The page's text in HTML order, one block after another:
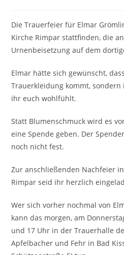
Die Trauerfeier für Elmar
Kirche Rimpar stattfinden, die
Urnenbeisetzung auf dem
Elmar hätte sich gewünscht,
Trauerkleidung kommt,
ihr euch wohlfühlt.
Statt Blumenschmuck wird es
eine Spende geben. Der
noch nicht fest.
Zur anschließenden Nachfeier
Rimpar seid ihr herzlich
Wer sich vorher nochmal von
kann das morgen, am
und 17 Uhr in der Trauerhalle
Apfelbacher und Fehr in Bad